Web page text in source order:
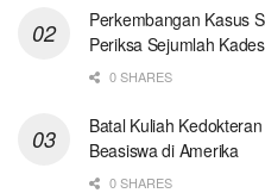
Perkembangan Kasus
Periksa Sejumlah Kades
0 SHARES
Batal Kuliah
Beasiswa di Amerika
0 SHARES